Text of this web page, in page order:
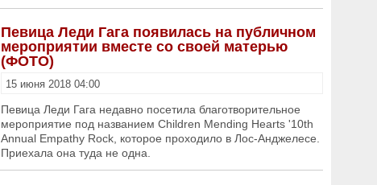
Певица Леди Гага появилась на публичном
мероприятии вместе со своей матерью
(ФОТО)
15 июня 2018 04:00
Певица Леди Гага недавно посетила благотворительное
мероприятие под названием Children Mending Hearts '10th
Annual Empathy Rock, которое проходило в Лос-Анджелесе.
Приехала она туда не одна.